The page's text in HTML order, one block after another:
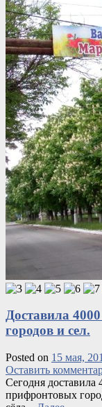
Доставила
городов и сел.
Posted on 15 мая,
Оставить
Сегодня доставила
прифронтовых